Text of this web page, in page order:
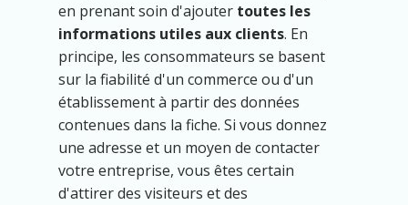
en prenant soin d'ajouter toutes les
informations utiles aux clients. En
principe, les consommateurs se basent
sur la fiabilité d'un commerce ou d'un
établissement à partir des données
contenues dans la fiche. Si vous donnez
une adresse et un moyen de contacter
votre entreprise, vous êtes certain
d'attirer des visiteurs et des